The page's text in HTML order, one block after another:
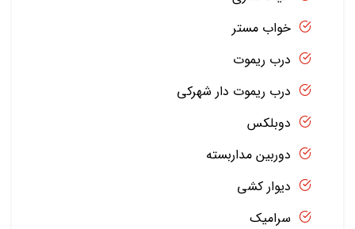
خواب مستر
درب ریموت
درب ریموت دار شهرکی
دوبلکس
دوربین مداربسته
دیوار کشی
سرامیک